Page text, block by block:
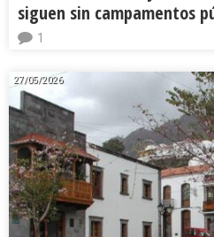
siguen sin campamentos
1
27/05/2026